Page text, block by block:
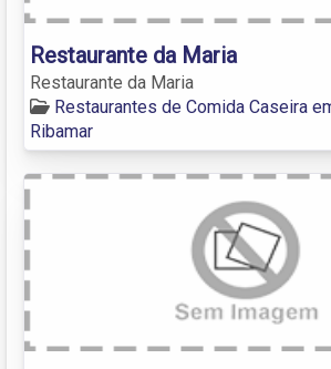
Restaurante da Maria
Restaurante da Maria
Restaurantes de Comida Caseira
Ribamar